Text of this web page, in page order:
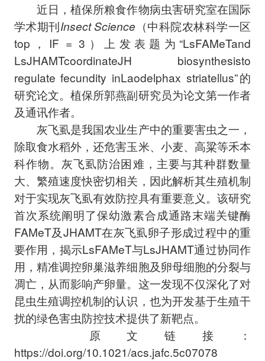
近日，植保所粮食作物病虫害研究室在国际
学术期刊Insect Science （中科院农林科学一区
top，IF = 3）上发表题为“LsFAMeTand
LsJHAMTcoordinateJH biosynthesisto
regulate fecundity inLaodelphax striatellus”的
研究论文。植保所郭燕副研究员为论文第一作者
及通讯作者。
灰飞虱是我国农业生产中的重要害虫之一，
除取食水稻外，还危害玉米、小麦、高粱等禾本
科作物。灰飞虱防治困难，主要与其种群数量
大、繁殖速度快密切相关，因此解析其生殖机制
对于实现灰飞虱有效防控具有重要意义。该研究
首次系统阐明了保幼激素合成通路末端关键酶
FAMeT及JHAMT在灰飞虱卵子形成过程中的重
要作用，揭示LsFAMeT与LsJHAMT通过协同作
用，精准调控卵巢滋养细胞及卵母细胞的分裂与
凋亡，从而影响产卵量。这一发现不仅深化了对
昆虫生殖调控机制的认识，也为开发基于生殖干
扰的绿色害虫防控技术提供了新靶点。
原文链接：
https://doi.org/10.1021/acs.jafc.5c07078